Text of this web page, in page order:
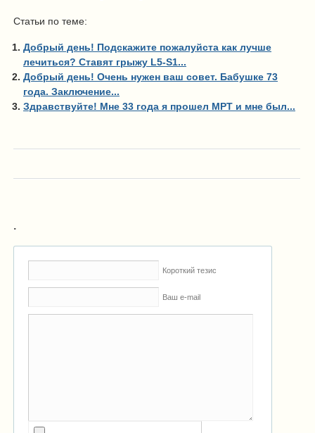
Статьи по теме:
Добрый день! Подскажите пожалуйста как лучше
лечиться? Ставят грыжу L5-S1...
Добрый день! Очень нужен ваш совет. Бабушке 73
года. Заключение...
Здравствуйте! Мне 33 года я прошел МРТ и мне был...
.
Короткий тезис
Ваш e-mail